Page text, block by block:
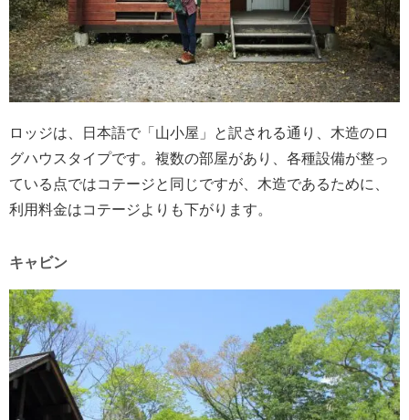
ロッジは、日本語で「山小屋」と訳される通り、木造のロ
グハウスタイプです。複数の部屋があり、各種設備が整っ
ている点ではコテージと同じですが、木造であるために、
利用料金はコテージよりも下がります。
キャビン